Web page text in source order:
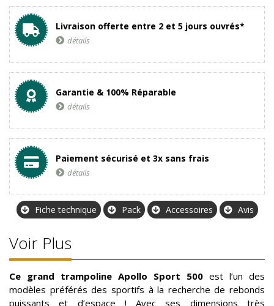
Livraison offerte entre 2 et 5 jours ouvrés*
détails
Garantie & 100% Réparable
détails
Paiement sécurisé et 3x sans frais
détails
Fiche technique Pack Accessoires Avis
Voir Plus
Ce grand trampoline Apollo Sport 500 est l’un des
modèles préférés des sportifs à la recherche de rebonds
puissants et d’espace ! Avec ses dimensions très